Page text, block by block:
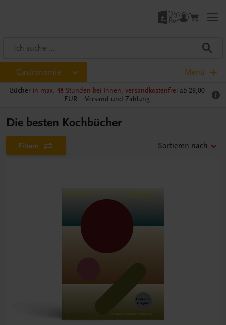
Gastronomie Menü
Bücher in max. 48 Stunden bei Ihnen, versandkostenfrei ab 29,00
EUR – Versand und Zahlung
Die besten Kochbücher
Filtern Sortieren nach